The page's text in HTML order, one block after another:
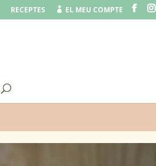
RECEPTES  EL MEU COMPTE